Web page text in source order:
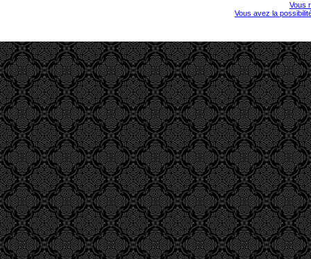
Vous
Vous avez la